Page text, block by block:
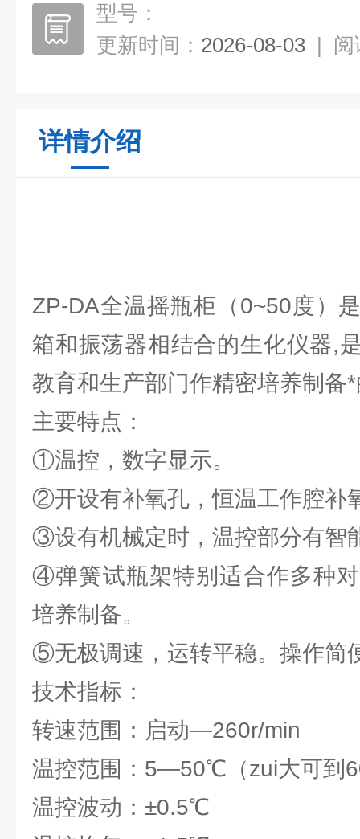
型号：
更新时间： 2026-08-03 | 阅
详情介绍
ZP-DA全温摇瓶柜（0~50度）
箱和振荡器相结合的生化仪器,
教育和生产部门作精密培养制备
主要特点：
①温控，数字显示。
②开设有补氧孔，恒温工作腔补
③设有机械定时，温控部分有智
④弹簧试瓶架特别适合作多种
培养制备。
⑤无极调速，运转平稳。操作简
技术指标：
转速范围：启动—260r/min
温控范围：5—50℃（zui大可到
温控波动：±0.5℃